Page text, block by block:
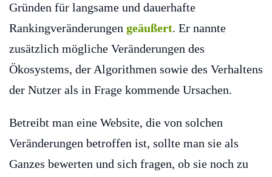
Gründen für langsame und dauerhafte
Rankingveränderungen geäußert. Er nannte
zusätzlich mögliche Veränderungen des
Ökosystems, der Algorithmen sowie des Verhaltens
der Nutzer als in Frage kommende Ursachen.
Betreibt man eine Website, die von solchen
Veränderungen betroffen ist, sollte man sie als
Ganzes bewerten und sich fragen, ob sie noch zu